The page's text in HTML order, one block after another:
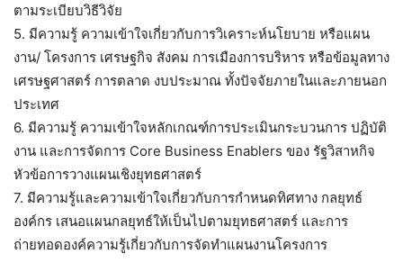
ตามระเบียบวิธีวิจัย
5. มีความรู้ ความเข้าใจเกี่ยวกับการวิเคราะห์นโยบาย หรือแผน
งาน/ โครงการ เศรษฐกิจ สังคม การเมืองการบริหาร หรือข้อมูลทาง
เศรษฐศาสตร์ การตลาด งบประมาณ ทั้งปัจจัยภายในและภายนอก
ประเทศ
6. มีความรู้ ความเข้าใจหลักเกณฑ์การประเมินกระบวนการ ปฏิบัติ
งาน และการจัดการ Core Business Enablers ของ รัฐวิสาหกิจ
หัวข้อการวางแผนเชิงยุทธศาสตร์
7. มีความรู้และความเข้าใจเกี่ยวกับการกำหนดทิศทาง กลยุทธ์
องค์กร เสนอแผนกลยุทธ์ให้เป็นไปตามยุทธศาสตร์ และการ
ถ่ายทอดองค์ความรู้เกี่ยวกับการจัดทำแผนงานโครงการ